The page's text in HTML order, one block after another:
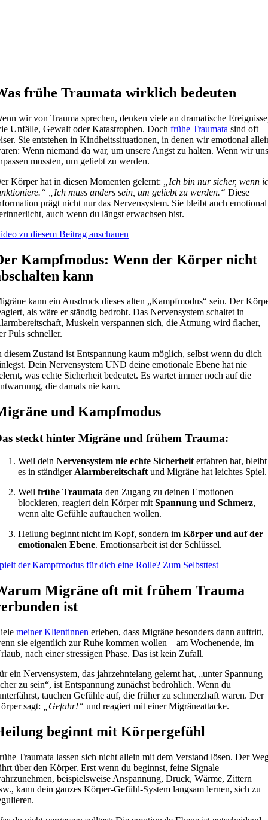
frühe Traumata wirklich bedeuten
wir von Trauma sprechen, denken viele an dramatische
Unfälle, Gewalt oder Katastrophen. Doch frühe Traumata sind oft
Sie entstehen in Kindheitssituationen, in denen wir emotional
Wenn niemand da war, um unsere Angst zu halten. Wenn wir
mussten, um geliebt zu werden.
Körper hat in diesen Momenten gelernt:
„Ich bin nur sicher, wenn
„Ich muss anders sein, um geliebt zu werden.“ Diese
prägt nicht nur das Nervensystem. Sie bleibt auch emotional
auch wenn du längst erwachsen bist.
zu diesem Beitrag anschauen
Kampfmodus: Wenn der Körper nicht
kann
kann ein Ausdruck dieses alten „Kampfmodus“ sein. Der
als wäre er ständig bedroht. Das Nervensystem schaltet in
Muskeln verspannen sich, die Atmung wird flacher,
Puls schneller.
diesem Zustand ist Entspannung kaum möglich, selbst wenn du dich
Dein Nervensystem UND deine emotionale Ebene hat nie
was echte Sicherheit bedeutet. Es wartet immer noch auf die
die damals nie kam.
und Kampfmodus
steckt hinter Migräne und frühem Trauma:
Weil deinNervensystem nie echte Sicherheit erfahren hat, bleibt
es in ständiger Alarmbereitschaft und Migräne hat leichtes Spiel.
Weil frühe Traumata den Zugang zu deinen Emotionen
blockieren, reagiert dein Körper mit Spannung und Schmerz,
wenn alte Gefühle auftauchen wollen.
Heilung beginnt nicht im Kopf, sondern im Körper und auf der
emotionalen Ebene. Emotionsarbeit ist der Schlüssel.
der Kampfmodus für dich eine Rolle? Zum Selbsttest
Migräne oft mit frühem Trauma
ist
meiner Klientinnen erleben, dass Migräne besonders dann auftritt,
sie eigentlich zur Ruhe kommen wollen – am Wochenende, im
nach einer stressigen Phase. Das ist kein Zufall.
ein Nervensystem, das jahrzehntelang gelernt hat, „unter Spannung
zu sein“, ist Entspannung zunächst bedrohlich. Wenn du
tauchen Gefühle auf, die früher zu schmerzhaft waren. Der
sagt:
„Gefahr!“ und reagiert mit einer Migräneattacke.
beginnt mit Körpergefühl
Traumata lassen sich nicht allein mit dem Verstand lösen. Der
über den Körper. Erst wenn du beginnst, feine Signale
beispielsweise Anspannung, Druck, Wärme, Zittern
kann dein ganzes Körper-Gefühl-System langsam lernen, sich zu